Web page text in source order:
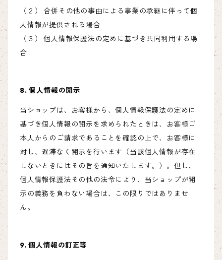
（２） 合併その他の事由による事業の承継に伴って個
人情報が提供される場合
（３） 個人情報保護法の定めに基づき共同利用する場
合
8. 個人情報の開示
当ショップは、お客様から、個人情報保護法の定めに
基づき個人情報の開示を求められたときは、お客様ご
本人からのご請求であることを確認の上で、お客様に
対し、遅滞なく開示を行います（当該個人情報が存在
しないときにはその旨を通知いたします。）。但し、
個人情報保護法その他の法令により、当ショップが開
示の義務を負わない場合は、この限りではありませ
ん。
9. 個人情報の訂正等